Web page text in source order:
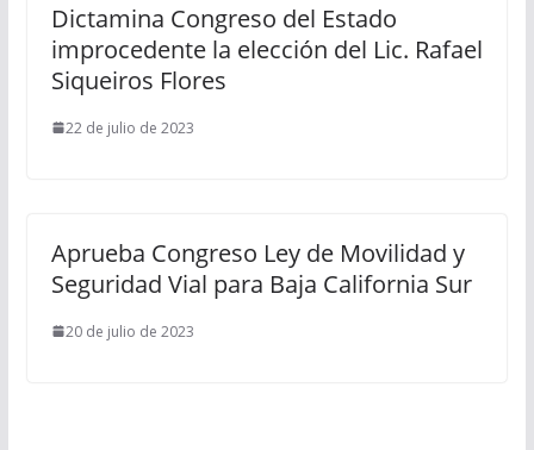
Dictamina Congreso del Estado
improcedente la elección del Lic. Rafael
Siqueiros Flores
22 de julio de 2023
Aprueba Congreso Ley de Movilidad y
Seguridad Vial para Baja California Sur
20 de julio de 2023